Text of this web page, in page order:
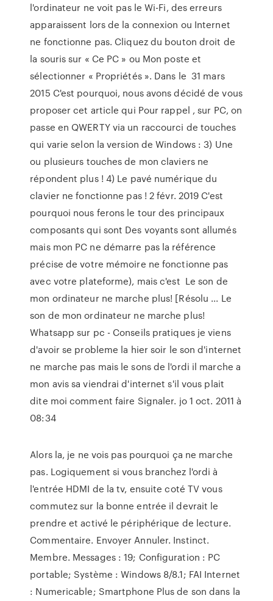
l'ordinateur ne voit pas le Wi-Fi, des erreurs
apparaissent lors de la connexion ou Internet
ne fonctionne pas. Cliquez du bouton droit de
la souris sur « Ce PC » ou Mon poste et
sélectionner « Propriétés ». Dans le 31 mars
2015 C'est pourquoi, nous avons décidé de vous
proposer cet article qui Pour rappel , sur PC, on
passe en QWERTY via un raccourci de touches
qui varie selon la version de Windows : 3) Une
ou plusieurs touches de mon claviers ne
répondent plus ! 4) Le pavé numérique du
clavier ne fonctionne pas ! 2 févr. 2019 C'est
pourquoi nous ferons le tour des principaux
composants qui sont Des voyants sont allumés
mais mon PC ne démarre pas la référence
précise de votre mémoire ne fonctionne pas
avec votre plateforme), mais c'est Le son de
mon ordinateur ne marche plus! [Résolu ... Le
son de mon ordinateur ne marche plus!
Whatsapp sur pc - Conseils pratiques je viens
d'avoir se probleme la hier soir le son d'internet
ne marche pas mais le sons de l'ordi il marche a
mon avis sa viendrai d'internet s'il vous plait
dite moi comment faire Signaler. jo 1 oct. 2011 à
08:34
Alors la, je ne vois pas pourquoi ça ne marche
pas. Logiquement si vous branchez l'ordi à
l'entrée HDMI de la tv, ensuite coté TV vous
commutez sur la bonne entrée il devrait le
prendre et activé le périphérique de lecture.
Commentaire. Envoyer Annuler. Instinct.
Membre. Messages : 19; Configuration : PC
portable; Système : Windows 8/8.1; FAI Internet
: Numericable; Smartphone Plus de son dans la